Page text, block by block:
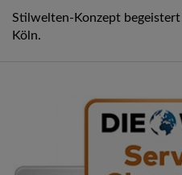
Stilwelten-Konzept
Köln.